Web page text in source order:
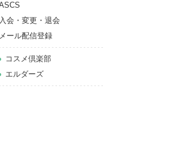
⼊会・変更・退会
メール配信登録
コスメ倶楽部
エルダーズ